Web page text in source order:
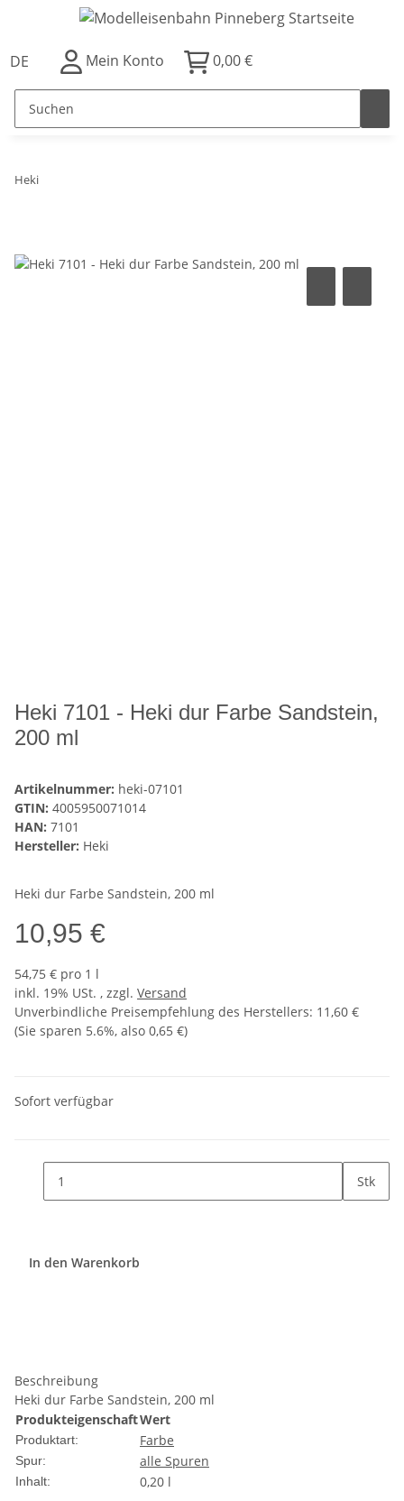
DE Mein Konto 0,00 €
Heki
Heki 7101 - Heki dur Farbe Sandstein,
200 ml
Artikelnummer: heki-07101
GTIN: 4005950071014
HAN: 7101
Hersteller: Heki
Heki dur Farbe Sandstein, 200 ml
10,95 €
54,75 € pro 1 l
inkl. 19% USt. , zzgl. Versand
Unverbindliche Preisempfehlung des Herstellers: 11,60 €
(Sie sparen 5.6%, also 0,65 €)
Sofort verfügbar
Stk
In den Warenkorb
Beschreibung
Heki dur Farbe Sandstein, 200 ml
ProdukteigenschaftWert
Produktart: Farbe
Spur: alle Spuren
Inhalt: 0,20 l